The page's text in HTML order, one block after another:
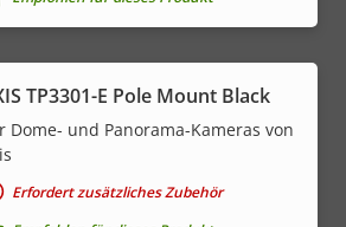
TP3301-E Pole Mount Black
Dome- und Panorama-Kameras von
Erfordert zusätzliches Zubehör